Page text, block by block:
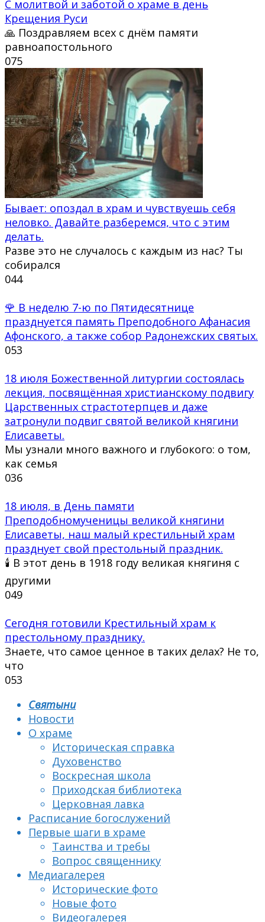
С молитвой и заботой о храме в день
Крещения Руси
🙏 Поздравляем всех с днём памяти
равноапостольного
075
Бывает: опоздал в храм и чувствуешь себя
неловко. Давайте разберемся, что с этим
делать.
Разве это не случалось с каждым из нас? Ты
собирался
044
🌹 В неделю 7-ю по Пятидесятнице
празднуется память Преподобного Афанасия
Афонского, а также собор Радонежских святых.
053
18 июля Божественной литургии состоялась
лекция, посвящённая христианскому подвигу
Царственных страстотерпцев и даже
затронули подвиг святой великой княгини
Елисаветы.
Мы узнали много важного и глубокого: о том,
как семья
036
18 июля, в День памяти
Преподобномученицы великой княгини
Елисаветы, наш малый крестильный храм
празднует свой престольный праздник.
🕯 В этот день в 1918 году великая княгиня с
другими
049
Сегодня готовили Крестильный храм к
престольному празднику.
Знаете, что самое ценное в таких делах? Не то,
что
053
Святыни
Новости
О храме
Историческая справка
Духовенство
Воскресная школа
Приходская библиотека
Церковная лавка
Расписание богослужений
Первые шаги в храме
Таинства и требы
Вопрос священнику
Медиагалерея
Исторические фото
Новые фото
Видеогалерея